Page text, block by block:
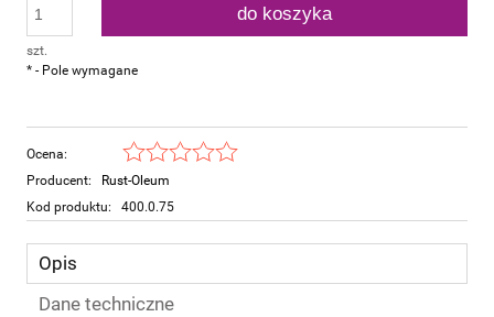
szt.
do koszyka
* - Pole wymagane
Ocena:
Producent:
Rust-Oleum
Kod produktu:
400.0.75
Opis
Dane techniczne